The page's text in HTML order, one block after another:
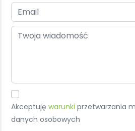
Akceptujęwarunki przetwarzania
danych osobowych